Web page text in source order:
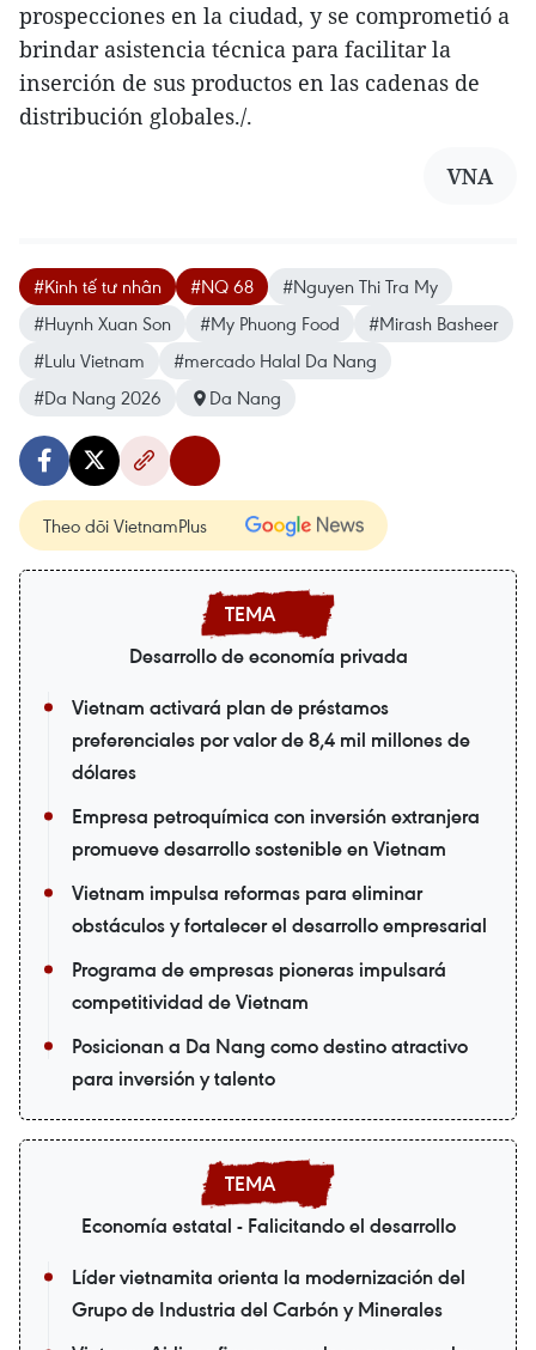
prospecciones en la ciudad, y se comprometió a
brindar asistencia técnica para facilitar la
inserción de sus productos en las cadenas de
distribución globales./.
VNA
#Kinh tế tư nhân #NQ 68
#Nguyen Thi Tra My
#Huynh Xuan Son
#My Phuong Food
#Mirash Basheer
#Lulu Vietnam
#mercado Halal Da Nang
#Da Nang 2026
Da Nang
Theo dõi VietnamPlus
Desarrollo de economía privada
Vietnam activará plan de préstamos
preferenciales por valor de 8,4 mil millones de
dólares
Empresa petroquímica con inversión extranjera
promueve desarrollo sostenible en Vietnam
Vietnam impulsa reformas para eliminar
obstáculos y fortalecer el desarrollo empresarial
Programa de empresas pioneras impulsará
competitividad de Vietnam
Posicionan a Da Nang como destino atractivo
para inversión y talento
Economía estatal - Falicitando el desarrollo
Líder vietnamita orienta la modernización del
Grupo de Industria del Carbón y Minerales